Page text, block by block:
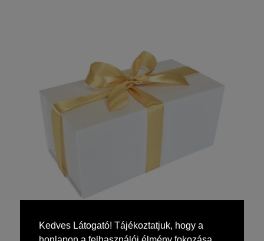
Kedves Látogató! Tájékoztatjuk, hogy a